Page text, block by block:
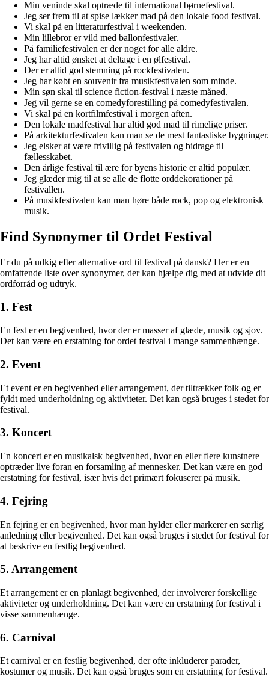
Min veninde skal optræde til international børnefestival.
Jeg ser frem til at spise lækker mad på den lokale food festival.
Vi skal på en litteraturfestival i weekenden.
Min lillebror er vild med ballonfestivaler.
På familiefestivalen er der noget for alle aldre.
Jeg har altid ønsket at deltage i en ølfestival.
Der er altid god stemning på rockfestivalen.
Jeg har købt en souvenir fra musikfestivalen som minde.
Min søn skal til science fiction-festival i næste måned.
Jeg vil gerne se en comedyforestilling på comedyfestivalen.
Vi skal på en kortfilmfestival i morgen aften.
Den lokale madfestival har altid god mad til rimelige priser.
På arkitekturfestivalen kan man se de mest fantastiske bygninger.
Jeg elsker at være frivillig på festivalen og bidrage til
fællesskabet.
Den årlige festival til ære for byens historie er altid populær.
Jeg glæder mig til at se alle de flotte orddekorationer på
festivallen.
På musikfestivalen kan man høre både rock, pop og elektronisk
musik.
Find Synonymer til Ordet Festival
Er du på udkig efter alternative ord til festival på dansk? Her er en
omfattende liste over synonymer, der kan hjælpe dig med at udvide dit
ordforråd og udtryk.
1. Fest
En fest er en begivenhed, hvor der er masser af glæde, musik og sjov.
Det kan være en erstatning for ordet festival i mange sammenhænge.
2. Event
Et event er en begivenhed eller arrangement, der tiltrækker folk og er
fyldt med underholdning og aktiviteter. Det kan også bruges i stedet for
festival.
3. Koncert
En koncert er en musikalsk begivenhed, hvor en eller flere kunstnere
optræder live foran en forsamling af mennesker. Det kan være en god
erstatning for festival, især hvis det primært fokuserer på musik.
4. Fejring
En fejring er en begivenhed, hvor man hylder eller markerer en særlig
anledning eller begivenhed. Det kan også bruges i stedet for festival for
at beskrive en festlig begivenhed.
5. Arrangement
Et arrangement er en planlagt begivenhed, der involverer forskellige
aktiviteter og underholdning. Det kan være en erstatning for festival i
visse sammenhænge.
6. Carnival
Et carnival er en festlig begivenhed, der ofte inkluderer parader,
kostumer og musik. Det kan også bruges som en erstatning for festival.